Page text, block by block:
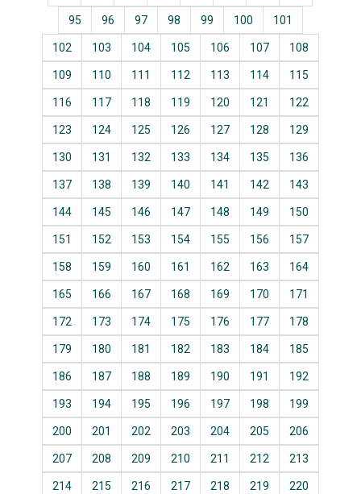
95 96 97 98 99 100 101
102 103 104 105 106 107 108
109 110 111 112 113 114 115
116 117 118 119 120 121 122
123 124 125 126 127 128 129
130 131 132 133 134 135 136
137 138 139 140 141 142 143
144 145 146 147 148 149 150
151 152 153 154 155 156 157
158 159 160 161 162 163 164
165 166 167 168 169 170 171
172 173 174 175 176 177 178
179 180 181 182 183 184 185
186 187 188 189 190 191 192
193 194 195 196 197 198 199
200 201 202 203 204 205 206
207 208 209 210 211 212 213
214 215 216 217 218 219 220